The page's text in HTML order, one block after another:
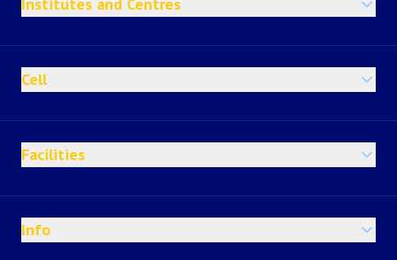
Cell
Facilities
Info